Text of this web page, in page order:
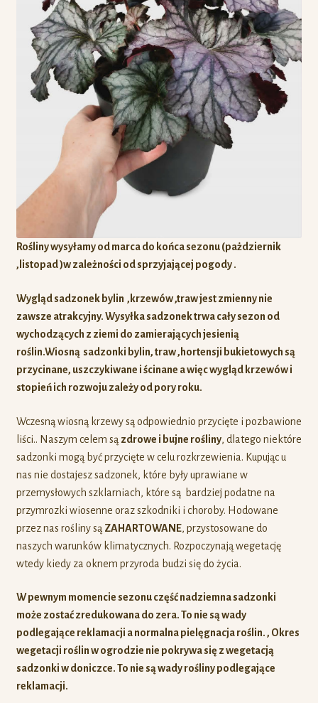
Rośliny wysyłamy od marca do końca sezonu (pażdziernik
,listopad )w zależności od sprzyjającej pogody .
Wygląd sadzonek bylin ,krzewów ,traw jest zmienny nie
zawsze atrakcyjny. Wysyłka sadzonek trwa cały sezon od
wychodzących z ziemi do zamierających jesienią
roślin.Wiosną sadzonki bylin, traw ,hortensji bukietowych są
przycinane, uszczykiwane i ścinane a więcwygląd krzewów i
stopień ich rozwoju zależy od pory roku.
Wczesną wiosną krzewy są odpowiednio przycięte i pozbawione
liści.. Naszym celem są zdrowe i bujne rośliny, dlatego niektóre
sadzonki mogą być przycięte w celu rozkrzewienia. Kupując u
nas nie dostajesz sadzonek, które były uprawiane w
przemysłowych szklarniach, które są bardziej podatne na
przymrozki wiosenne oraz szkodniki i choroby. Hodowane
przez nas rośliny są ZAHARTOWANE, przystosowane do
naszych warunków klimatycznych. Rozpoczynają wegetację
wtedy kiedy za oknem przyroda budzi się do życia.
W pewnym momencie sezonu część nadziemna sadzonki
może zostać zredukowana do zera. To nie są wady
podlegające reklamacji a normalna pielęgnacja roślin. , Okres
wegetacji roślin w ogrodzie nie pokrywa się z wegetacją
sadzonki w doniczce. To nie są wady rośliny podlegające
reklamacji.